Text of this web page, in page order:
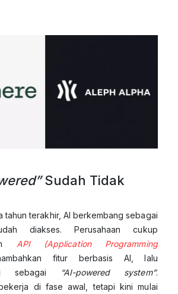
Sudah Tidak
tahun terakhir, AI berkembang sebagai
diakses. Perusahaan cukup
API (Application Programming
fitur berbasis AI, lalu
sebagai
“AI-powered system”.
di fase awal, tetapi kini mulai